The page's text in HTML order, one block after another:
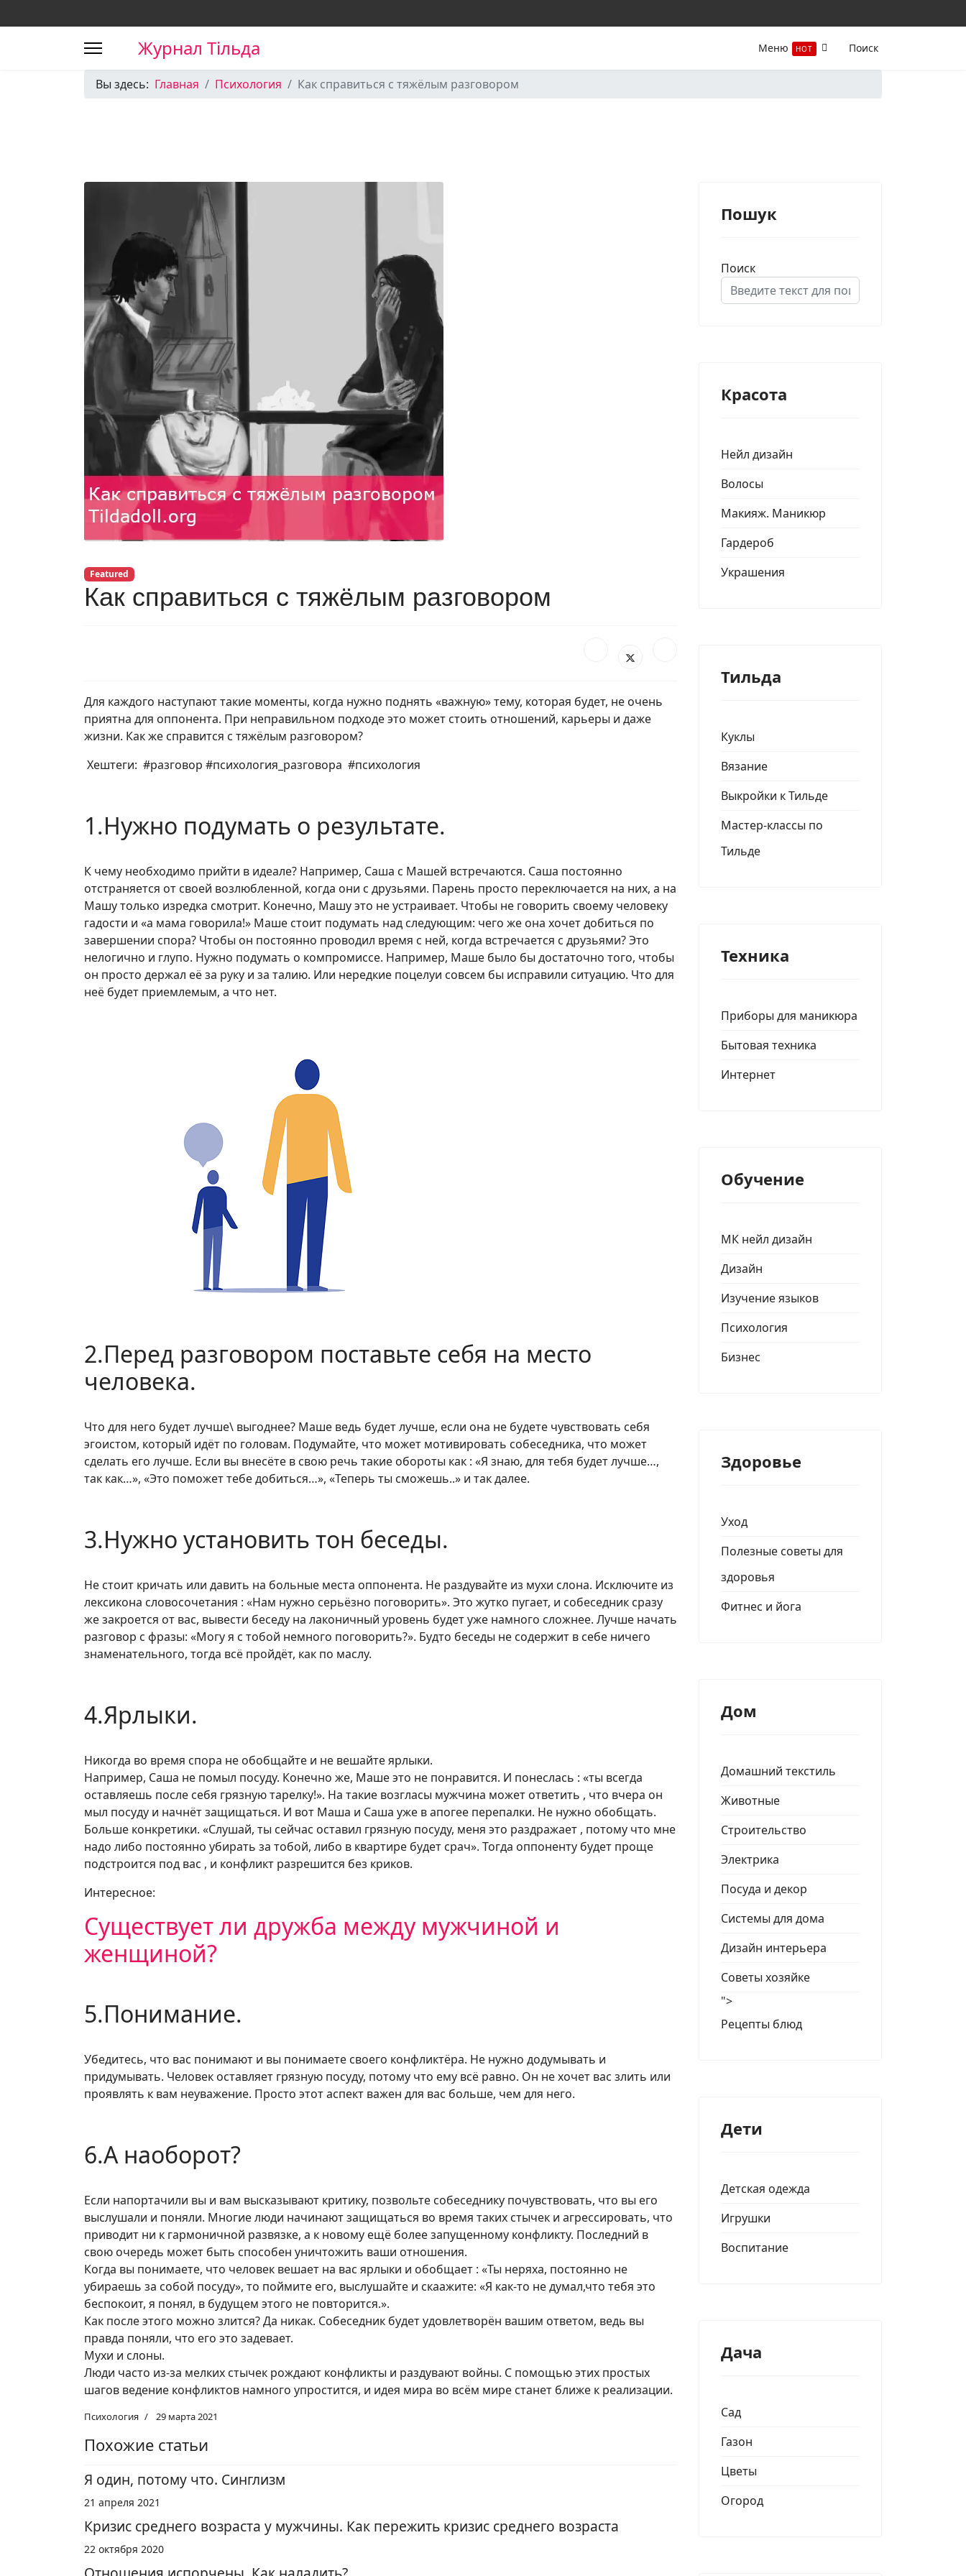
Журнал Тільда Меню HOT Поиск
Вы здесь: Главная Психология Как справиться с тяжёлым разговором
Featured
Как справиться с тяжёлым разговором
Для каждого наступают такие моменты, когда нужно поднять «важную» тему, которая будет, не очень
приятна для оппонента. При неправильном подходе это может стоить отношений, карьеры и даже
жизни. Как же справится с тяжёлым разговором?
Хештеги: #разговор #психология_разговора #психология
1.Нужно подумать о результате.
К чему необходимо прийти в идеале? Например, Саша с Машей встречаются. Саша постоянно
отстраняется от своей возлюбленной, когда они с друзьями. Парень просто переключается на них, а на
Машу только изредка смотрит. Конечно, Машу это не устраивает. Чтобы не говорить своему человеку
гадости и «а мама говорила!» Маше стоит подумать над следующим: чего же она хочет добиться по
завершении спора? Чтобы он постоянно проводил время с ней, когда встречается с друзьями? Это
нелогично и глупо. Нужно подумать о компромиссе. Например, Маше было бы достаточно того, чтобы
он просто держал её за руку и за талию. Или нередкие поцелуи совсем бы исправили ситуацию. Что для
неё будет приемлемым, а что нет.
2.Перед разговором поставьте себя на место
человека.
Что для него будет лучше\ выгоднее? Маше ведь будет лучше, если она не будете чувствовать себя
эгоистом, который идёт по головам. Подумайте, что может мотивировать собеседника, что может
сделать его лучше. Если вы внесёте в свою речь такие обороты как : «Я знаю, для тебя будет лучше…,
так как…», «Это поможет тебе добиться…», «Теперь ты сможешь..» и так далее.
3.Нужно установить тон беседы.
Не стоит кричать или давить на больные места оппонента. Не раздувайте из мухи слона. Исключите из
лексикона словосочетания : «Нам нужно серьёзно поговорить». Это жутко пугает, и собеседник сразу
же закроется от вас, вывести беседу на лаконичный уровень будет уже намного сложнее. Лучше начать
разговор с фразы: «Могу я с тобой немного поговорить?». Будто беседы не содержит в себе ничего
знаменательного, тогда всё пройдёт, как по маслу.
4.Ярлыки.
Никогда во время спора не обобщайте и не вешайте ярлыки.
Например, Саша не помыл посуду. Конечно же, Маше это не понравится. И понеслась : «ты всегда
оставляешь после себя грязную тарелку!». На такие возгласы мужчина может ответить , что вчера он
мыл посуду и начнёт защищаться. И вот Маша и Саша уже в апогее перепалки. Не нужно обобщать.
Больше конкретики. «Слушай, ты сейчас оставил грязную посуду, меня это раздражает , потому что мне
надо либо постоянно убирать за тобой, либо в квартире будет срач». Тогда оппоненту будет проще
подстроится под вас , и конфликт разрешится без криков.
Интересное:
Существует ли дружба между мужчиной и
женщиной?
5.Понимание.
Убедитесь, что вас понимают и вы понимаете своего конфликтёра. Не нужно додумывать и
придумывать. Человек оставляет грязную посуду, потому что ему всё равно. Он не хочет вас злить или
проявлять к вам неуважение. Просто этот аспект важен для вас больше, чем для него.
6.А наоборот?
Если напортачили вы и вам высказывают критику, позвольте собеседнику почувствовать, что вы его
выслушали и поняли. Многие люди начинают защищаться во время таких стычек и агрессировать, что
приводит ни к гармоничной развязке, а к новому ещё более запущенному конфликту. Последний в
свою очередь может быть способен уничтожить ваши отношения.
Когда вы понимаете, что человек вешает на вас ярлыки и обобщает : «Ты неряха, постоянно не
убираешь за собой посуду», то поймите его, выслушайте и скаажите: «Я как-то не думал,что тебя это
беспокоит, я понял, в будущем этого не повторится.».
Как после этого можно злится? Да никак. Собеседник будет удовлетворён вашим ответом, ведь вы
правда поняли, что его это задевает.
Мухи и слоны.
Люди часто из-за мелких стычек рождают конфликты и раздувают войны. С помощью этих простых
шагов ведение конфликтов намного упростится, и идея мира во всём мире станет ближе к реализации.
Психология 29 марта 2021
Похожие статьи
Я один, потому что. Синглизм
21 апреля 2021
Кризис среднего возраста у мужчины. Как пережить кризис среднего возраста
22 октября 2020
Пошук
Поиск
Красота
Нейл дизайн
Волосы
Макияж. Маникюр
Гардероб
Украшения
Тильда
Куклы
Вязание
Выкройки к Тильде
Мастер-классы по
Тильде
Техника
Приборы для маникюра
Бытовая техника
Интернет
Обучение
МК нейл дизайн
Дизайн
Изучение языков
Психология
Бизнес
Здоровье
Уход
Полезные советы для
здоровья
Фитнес и йога
Дом
Домашний текстиль
Животные
Строительство
Электрика
Посуда и декор
Системы для дома
Дизайн интерьера
Советы хозяйке
">
Рецепты блюд
Дети
Детская одежда
Игрушки
Воспитание
Дача
Сад
Газон
Цветы
Огород